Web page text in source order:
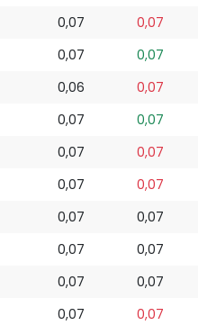
0,07 0,07
0,07 0,07
0,06 0,07
0,07 0,07
0,07 0,07
0,07 0,07
0,07 0,07
0,07 0,07
0,07 0,07
0,07 0,07